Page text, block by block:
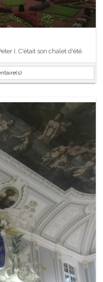
I. C'était son chalet d'été.